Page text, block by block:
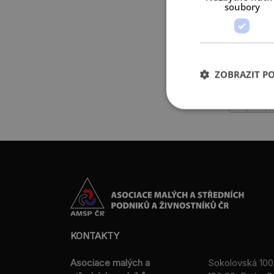
více »
KONTAKTY
Asociace malých a
Sokolovská
soubory
ZOBRAZIT